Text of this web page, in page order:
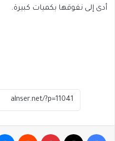
أدى إلى نفوقها بكميات كبيرة.
فيسبوك بينتيريست